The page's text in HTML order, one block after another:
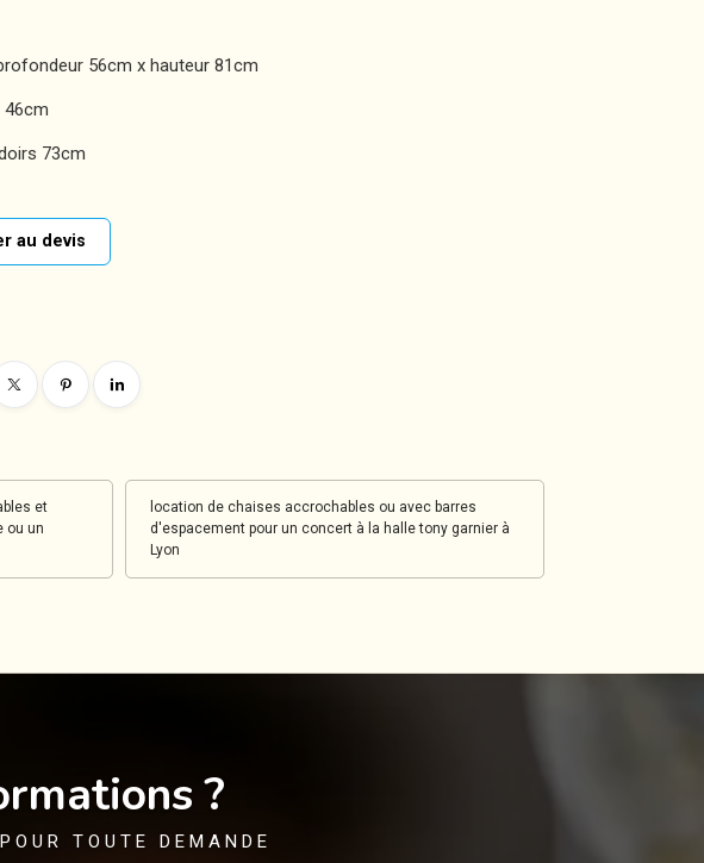
56cm x hauteur 81cm
46cm
73cm
au devis
et
ou un
location de chaises accrochables ou avec barres
d'espacement pour un concert à la halle tony garnier à
Lyon
?
TOUTE DEMANDE